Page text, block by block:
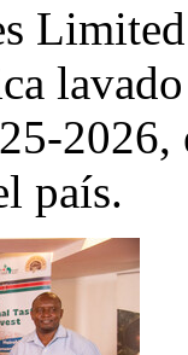
2026,
país.